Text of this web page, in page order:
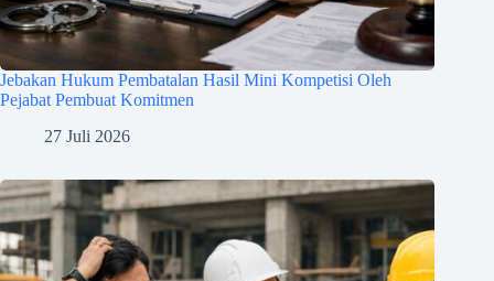
Jebakan Hukum Pembatalan Hasil Mini Kompetisi Oleh
Pejabat Pembuat Komitmen
27 Juli 2026